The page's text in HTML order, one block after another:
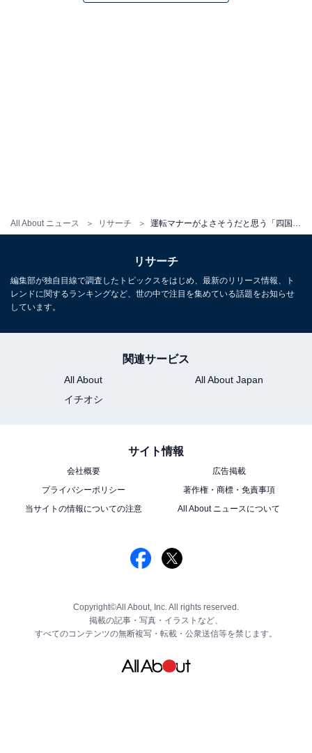
All About ニュース リサーチ 運転マナーがよさそうだと思う「四国地方のナンバープレート」ランキング！ 2位「高知」を抑えた1位は？【2025年調査】
リサーチ
編集部が独自目線で調査したトピックスをはじめ、最新のリリース情報、ト
レンドに関するランキングなど、世の中で注目を集めている話題をお知らせ
しています。
関連サービス
All About
All About Japan
イチオシ
サイト情報
会社概要
広告掲載
プライバシーポリシー
著作権・商標・免責事項
当サイトの情報についての注意
All About ニュースについて
Copyright©All About, Inc. All rights reserved.
掲載の記事・写真・イラストなど、
すべてのコンテンツの無断複写・転載・公衆送信等を禁じます。